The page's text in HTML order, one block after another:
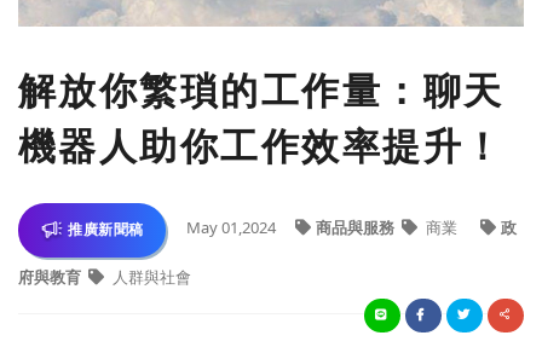
解放你繁瑣的工作量：聊天
機器人助你工作效率提升！
推廣新聞稿 May 01,2024 商品與服務 商業 政
府與教育 人群與社會